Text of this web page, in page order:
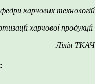
харчових технологій
харчової продукції
Лілія ТКАЧ